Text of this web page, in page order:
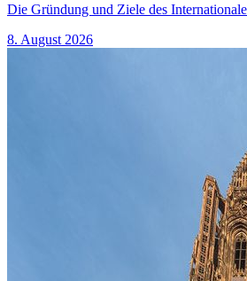
Die Gründung und Ziele des
8. August 2026